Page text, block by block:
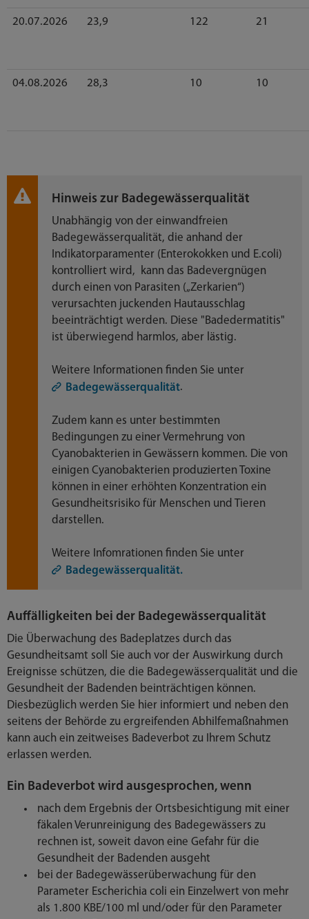
20.07.2026 23,9 122 21
04.08.2026 28,3 10 10
Hinweis zur Badegewässerqualität
Unabhängig von der einwandfreien
Badegewässerqualität, die anhand der
Indikatorparamenter (Enterokokken und E.coli)
kontrolliert wird, kann das Badevergnügen
durch einen von Parasiten („Zerkarien“)
verursachten juckenden Hautausschlag
beeinträchtigt werden. Diese "Badedermatitis"
ist überwiegend harmlos, aber lästig.
Weitere Informationen finden Sie unter
Badegewässerqualität.
Zudem kann es unter bestimmten
Bedingungen zu einer Vermehrung von
Cyanobakterien in Gewässern kommen. Die von
einigen Cyanobakterien produzierten Toxine
können in einer erhöhten Konzentration ein
Gesundheitsrisiko für Menschen und Tieren
darstellen.
Weitere Infomrationen finden Sie unter
Badegewässerqualität.
Auffälligkeiten bei der Badegewässerqualität
Die Überwachung des Badeplatzes durch das
Gesundheitsamt soll Sie auch vor der Auswirkung durch
Ereignisse schützen, die die Badegewässerqualität und die
Gesundheit der Badenden beinträchtigen können.
Diesbezüglich werden Sie hier informiert und neben den
seitens der Behörde zu ergreifenden Abhilfemaßnahmen
kann auch ein zeitweises Badeverbot zu Ihrem Schutz
erlassen werden.
Ein Badeverbot wird ausgesprochen, wenn
nach dem Ergebnis der Ortsbesichtigung mit einer
fäkalen Verunreinigung des Badegewässers zu
rechnen ist, soweit davon eine Gefahr für die
Gesundheit der Badenden ausgeht
bei der Badegewässerüberwachung für den
Parameter Escherichia coli ein Einzelwert von mehr
als 1.800 KBE/100 ml und/oder für den Parameter